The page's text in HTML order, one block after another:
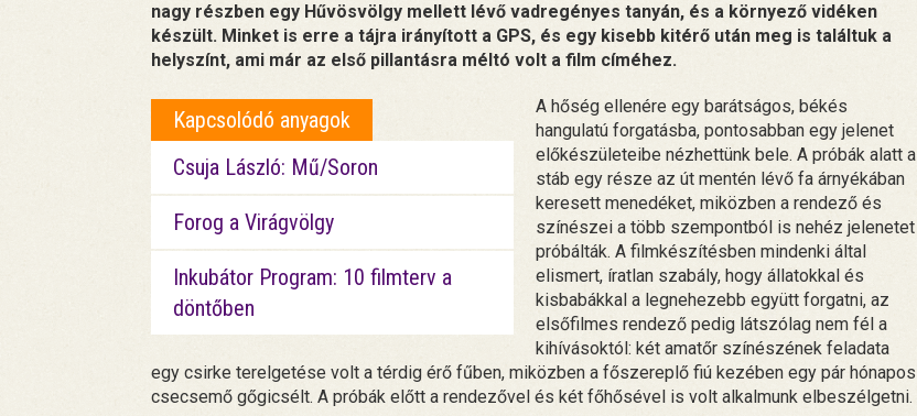
nagy részben egy Hűvösvölgy mellett lévő vadregényes tanyán, és a környező vidéken
készült. Minket is erre a tájra irányított a GPS, és egy kisebb kitérő után meg is találtuk a
helyszínt, ami már az első pillantásra méltó volt a film címéhez.
Kapcsolódó anyagok
Csuja László: Mű/Soron
Forog a Virágvölgy
Inkubátor Program: 10 filmterv a
döntőben
A hőség ellenére egy barátságos, békés
hangulatú forgatásba, pontosabban egy jelenet
előkészületeibe nézhettünk bele. A próbák alatt a
stáb egy része az út mentén lévő fa árnyékában
keresett menedéket, miközben a rendező és
színészei a több szempontból is nehéz jelenetet
próbálták. A filmkészítésben mindenki által
elismert, íratlan szabály, hogy állatokkal és
kisbabákkal a legnehezebb együtt forgatni, az
elsőfilmes rendező pedig látszólag nem fél a
kihívásoktól: két amatőr színészének feladata
egy csirke terelgetése volt a térdig érő fűben, miközben a főszereplő fiú kezében egy pár hónapos
csecsemő gőgicsélt. A próbák előtt a rendezővel és két főhősével is volt alkalmunk elbeszélgetni.